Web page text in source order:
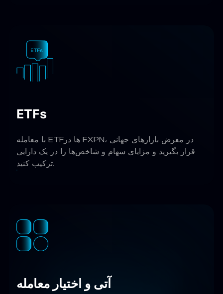
ETFs
با معامله ETFها در FXPN، در معرض بازارهای جهانی
قرار بگیرید و مزایای سهام و شاخص‌ها را در یک دارایی
ترکیب کنید.
آتی و اختیار معامله